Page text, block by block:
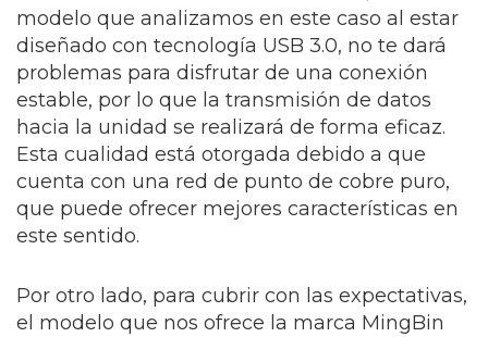
modelo que analizamos en este caso al estar
diseñado con tecnología USB 3.0, no te dará
problemas para disfrutar de una conexión
estable, por lo que la transmisión de datos
hacia la unidad se realizará de forma eficaz.
Esta cualidad está otorgada debido a que
cuenta con una red de punto de cobre puro,
que puede ofrecer mejores características en
este sentido.
Por otro lado, para cubrir con las expectativas,
el modelo que nos ofrece la marca MingBin